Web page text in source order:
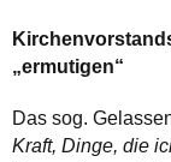
„ermutigen“
Das sog.
Kraft, Dinge, die